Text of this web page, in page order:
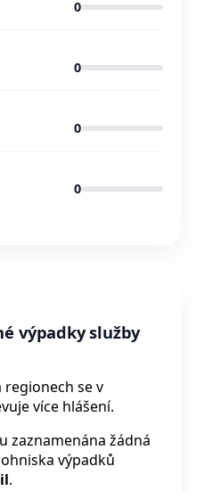
0
0
0
0
výpadky služby
regionech se v
více hlášení.
zaznamenána žádná
výpadků
.